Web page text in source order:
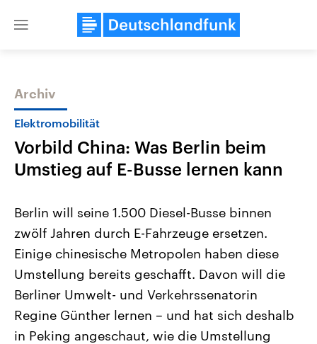
Close
Themen
USA
Aktuelle Beiträge, Analysen und
Hintergründe
Wirtschaftlich und militärisch
gehören die Vereinigten Staaten zu
den mächtigsten Ländern der Erde,
mit großem Einfluss auf das
aktuelle Weltgeschehen.
Nahostkonflikt
Aktuelle Lage und
Der Überfall der
Terrororganisation Hamas
Oktober 2023 auf Israel
Region wieder die Gewalt
Israel möchte die Hamas
Libanon vom Iran
Archiv
Elektromobilität
Vorbild China: Was Berlin beim
Umstieg auf E-Busse lernen kann
Berlin will seine 1.500 Diesel-Busse binnen
zwölf Jahren durch E-Fahrzeuge ersetzen.
Einige chinesische Metropolen haben diese
Umstellung bereits geschafft. Davon will die
Berliner Umwelt- und Verkehrssenatorin
Regine Günther lernen – und hat sich deshalb
in Peking angeschaut, wie die Umstellung